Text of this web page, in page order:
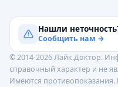
Нашли
Сообщить нам →
© 2014-2026 Лайк.Доктор.
справочный характер и не
Имеются противопоказания.